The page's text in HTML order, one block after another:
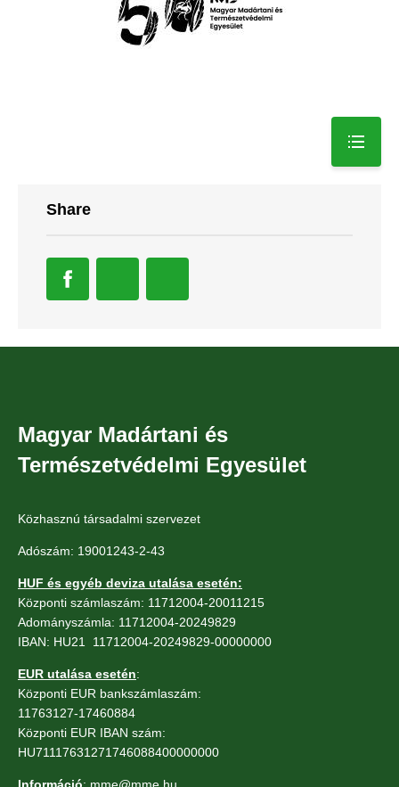
Share
Magyar Madártani és
Természetvédelmi Egyesület
Közhasznú társadalmi szervezet
Adószám: 19001243-2-43
HUF és egyéb deviza utalása esetén:
Központi számlaszám: 11712004-20011215
Adományszámla: 11712004-20249829
IBAN: HU21 11712004-20249829-00000000
EUR utalása esetén:
Központi EUR bankszámlaszám:
11763127-17460884
Központi EUR IBAN szám:
HU71117631271746088400000000